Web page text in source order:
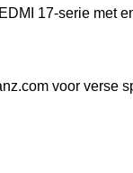
17-serie met
voor verse